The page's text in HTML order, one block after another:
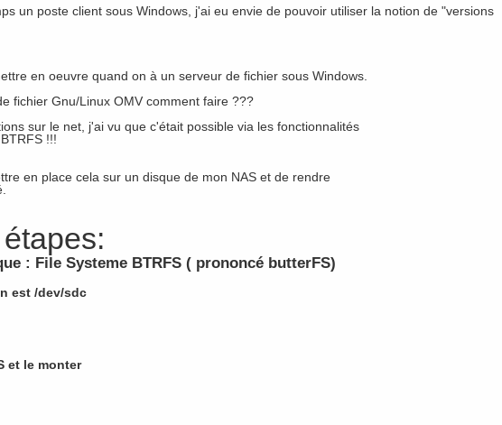
un poste client sous Windows, j'ai eu envie de pouvoir utiliser la notion de "versions
en oeuvre quand on à un serveur de fichier sous Windows.
fichier Gnu/Linux OMV comment faire ???
sur le net, j'ai vu que c'était possible via les fonctionnalités
!!!
en place cela sur un disque de mon NAS et de rendre
: File Systeme BTRFS ( prononcé butterFS)
est /dev/sdc
et le monter